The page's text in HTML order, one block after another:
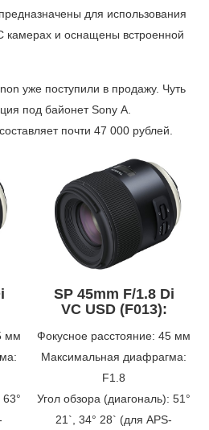
для использования
камерах и оснащены встроенной
уже поступили в продажу. Чуть
под байонет Sony A.
почти 47 000 рублей.
мм
SP 45mm F/1.8 Di
VC USD (F013):
Фокусное расстояние: 45 мм
Максимальная диафрагма:
F1.8
Угол обзора (диагональ): 51°
21`, 34° 28` (для APS-